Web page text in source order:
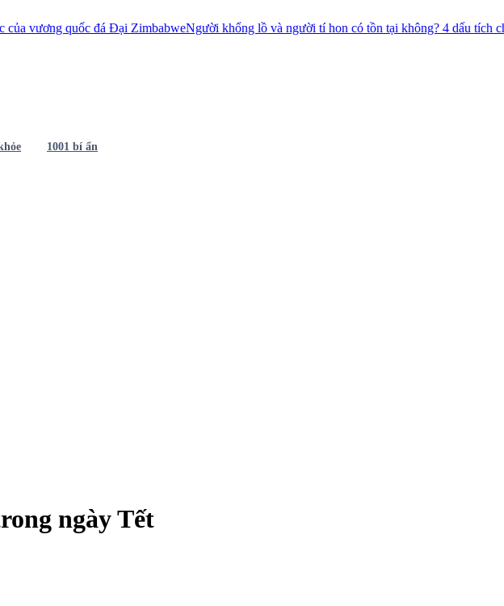
đá Đại ZimbabweNgười khổng lồ và người tí hon có tồn tại không? 4 dấu tích chưa có lời giải!
1001 bí ẩn
ngày Tết